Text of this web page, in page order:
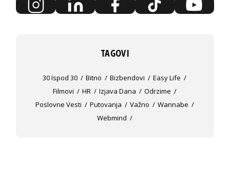
TAGOVI
30 Ispod 30 Bitno Bizbendovi
Easy Life
Filmovi
HR Izjava Dana
Odrzime
Poslovne Vesti
Putovanja Važno
Wannabe
Webmind